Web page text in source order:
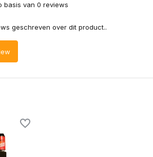
basis van 0 reviews
geschreven over dit product..